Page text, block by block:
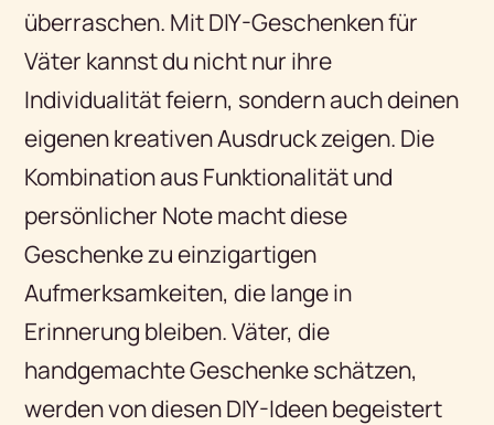
überraschen. Mit DIY-Geschenken für
Väter kannst du nicht nur ihre
Individualität feiern, sondern auch deinen
eigenen kreativen Ausdruck zeigen. Die
Kombination aus Funktionalität und
persönlicher Note macht diese
Geschenke zu einzigartigen
Aufmerksamkeiten, die lange in
Erinnerung bleiben. Väter, die
handgemachte Geschenke schätzen,
werden von diesen DIY-Ideen begeistert